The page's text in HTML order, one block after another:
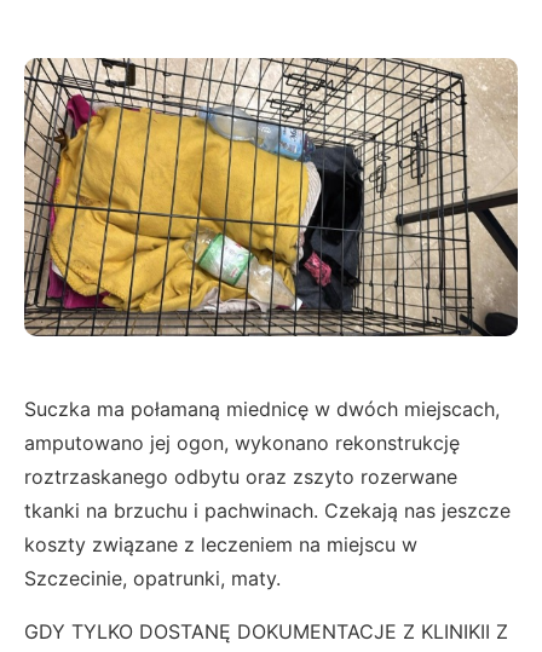
Suczka ma połamaną miednicę w dwóch miejscach,
amputowano jej ogon, wykonano rekonstrukcję
roztrzaskanego odbytu oraz zszyto rozerwane
tkanki na brzuchu i pachwinach. Czekają nas jeszcze
koszty związane z leczeniem na miejscu w
Szczecinie, opatrunki, maty.
GDY TYLKO DOSTANĘ DOKUMENTACJE Z KLINIKII Z